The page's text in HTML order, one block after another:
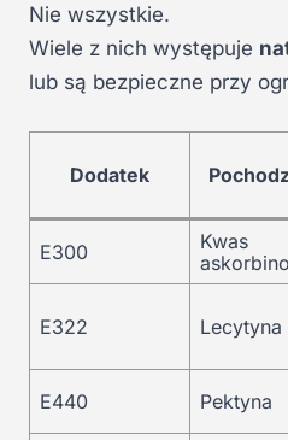
Nie wszystkie.
Wiele z nich występuje
lub są bezpieczne przy
Dodatek
E300
Kwas
E322 Lecytyna
E440 Pektyna